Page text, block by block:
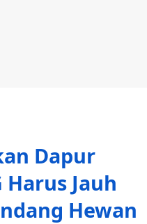
Dapur
Harus Jauh
Hewan